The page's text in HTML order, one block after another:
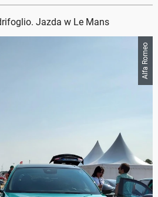
Jazda w Le Mans
Alfa Romeo